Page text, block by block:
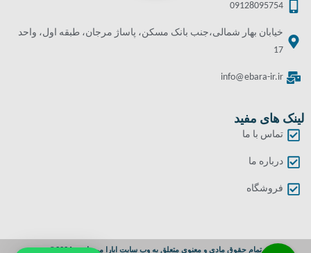
09128095754
خیابان بهار شمالی،جنب بانک مسکن، پاساژ مرجان، طبقه اول، واحد
17
info@ebara-ir.ir
لینک های مفید
تماس با ما
درباره ما
فروشگاه
تمام حقوق مادی و معنوی متعلق به وب سایت ابارا می باشد. 2024©